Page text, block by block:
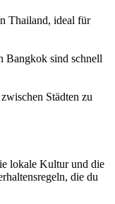
Thailand, ideal für
Bangkok sind schnell
Städten zu
lokale Kultur und die
die du